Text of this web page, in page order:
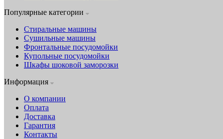
Популярные категории
Стиральные машины
Сушильные машины
Фронтальные посудомойки
Купольные посудомойки
Шкафы шоковой заморозки
Информация
О компании
Оплата
Доставка
Гарантия
Контакты